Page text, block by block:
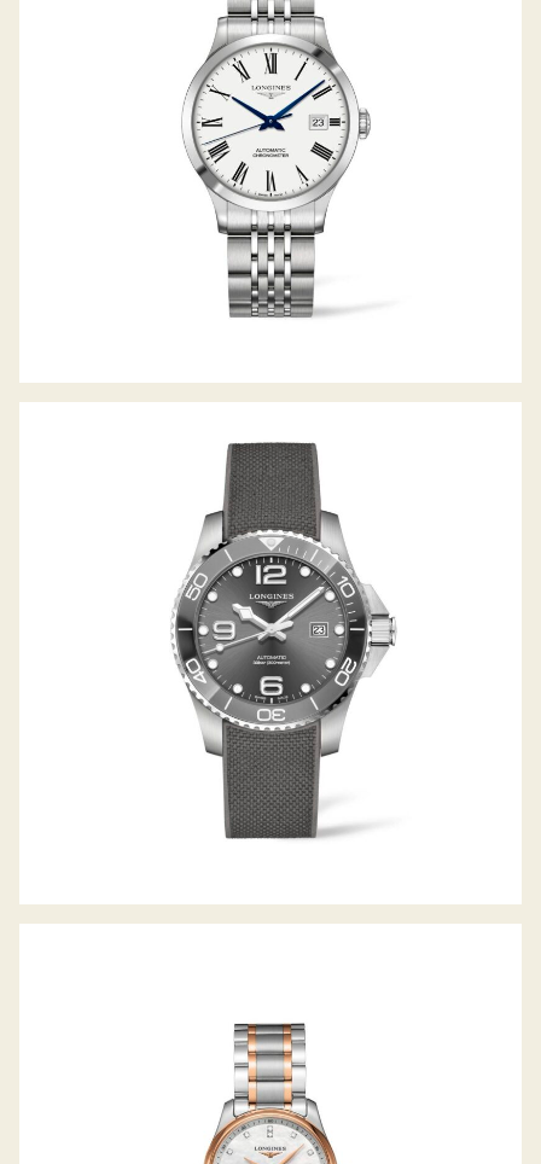
RECORD
HYDROCONQUEST
THE MASTER COLLECTION